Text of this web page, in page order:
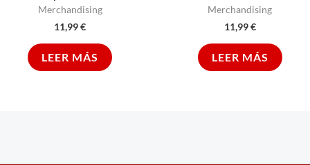
Merchandising
11,99€
LEER MÁS
Merchandising
11,99€
LEER MÁS